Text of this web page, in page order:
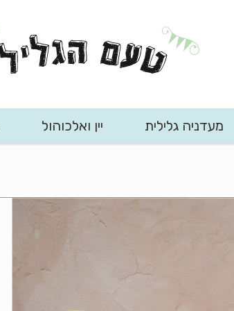
מעדניה גלילית יין ואלכוהול